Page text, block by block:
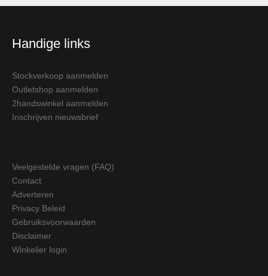
Handige links
Stockverkoop aanmelden
Outletshop aanmelden
2handswinkel aanmelden
Inschrijven nieuwsbrief
Veelgestelde vragen (FAQ)
Contact
Adverteren
Privacy Beleid
Gebruiksvoorwaarden
Disclaimer
Winkelier login